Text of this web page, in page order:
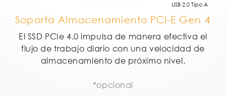
USB 2.0 Tipo A
Soporta Almacenamiento PCI-E Gen 4
El SSD PCIe 4.0 impulsa de manera efectiva el
flujo de trabajo diario con una velocidad de
almacenamiento de próximo nivel.
*opcional